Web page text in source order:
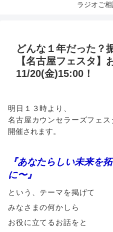
ラジオご
どんな１年だった？
【名古屋フェスタ】
11/20(金)15:00！
明日１３時より、
名古屋カウンセラーズフェス
開催されます。
『あなたらしい未来を
に〜』
という、テーマを掲げて
みなさまの何かしら
お役に立てるお話をと